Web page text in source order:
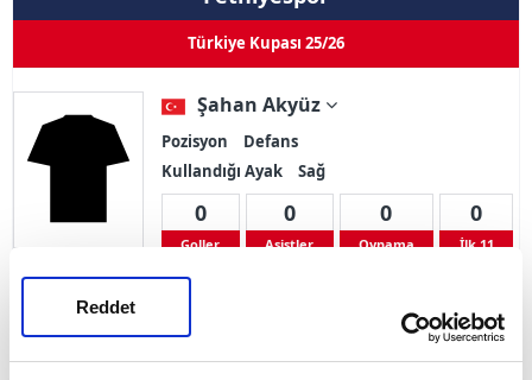
Reddet
Türkiye Kupası 25/26
Şahan Akyüz
Pozisyon
Defans
Kullandığı Ayak
Sağ
0
Goller
0
Asistler
0
Oynama
0
İlk 11
Sarı Kart 0
Adı Soyadı Şahan Akyüz